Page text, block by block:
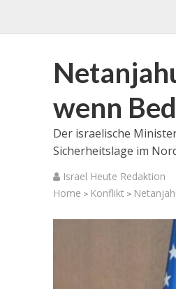
wenn
Der israelische
Sicherheitslage im
Israel Heute Redaktion
Home > Konflikt >